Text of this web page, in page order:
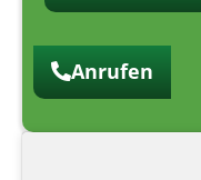
Anrufen